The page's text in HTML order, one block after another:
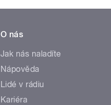
O nás
Jak nás naladíte
Nápověda
Lidé v rádiu
Kariéra